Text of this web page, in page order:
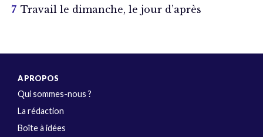
Travail le dimanche, le jour d’après
A PROPOS
Qui sommes-nous ?
La rédaction
Boîte à idées